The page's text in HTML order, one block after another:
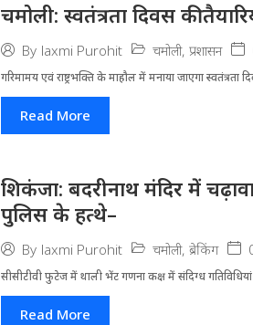
चमोली: स्वतंत्रता दिवस की
By laxmi Purohit चमोली, प्रशासन
गरिमामय एवं राष्ट्रभक्ति के माहौल में मनाया जाएगा स्वतंत्रता
Read More
​शिकंजा: बदरीनाथ मंदिर में
पुलिस के हत्थे–
By laxmi Purohit चमोली, ब्रेकिंग
सीसीटीवी फुटेज में थाली भेंट गणना कक्ष में संदिग्ध
Read More